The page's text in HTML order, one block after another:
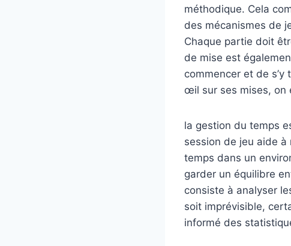
méthodique. Cela
des mécanismes de
Chaque partie doit
de mise est
commencer et de
œil sur ses mises, on
la gestion du temps
session de jeu aide
temps dans un
garder un équilibre
consiste à analyser
soit imprévisible,
informé des